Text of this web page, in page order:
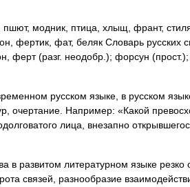
модник, птица, хлыщ, франт,
фертик, фат, беляк Словарь русских
ферт (разг. неодобр.); форсун
русском языке, в русском
очертание. Например: «Какой
лица, внезапно
в развитом литературном языке резко
связей, разнообразие